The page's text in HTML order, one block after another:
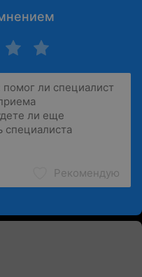
Рекомендую